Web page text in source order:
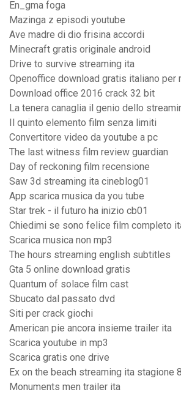
En_gma foga
Mazinga z episodi youtube
Ave madre di dio frisina accordi
Minecraft gratis originale android
Drive to survive streaming ita
Openoffice download gratis italiano per
Download office 2016 crack 32 bit
La tenera canaglia il genio dello
Il quinto elemento film senza limiti
Convertitore video da youtube a pc
The last witness film review guardian
Day of reckoning film recensione
Saw 3d streaming ita cineblog01
App scarica musica da you tube
Star trek - il futuro ha inizio cb01
Chiedimi se sono felice film completo
Scarica musica non mp3
The hours streaming english subtitles
Gta 5 online download gratis
Quantum of solace film cast
Sbucato dal passato dvd
Siti per crack giochi
American pie ancora insieme trailer ita
Scarica youtube in mp3
Scarica gratis one drive
Ex on the beach streaming ita stagione 8
Monuments men trailer ita